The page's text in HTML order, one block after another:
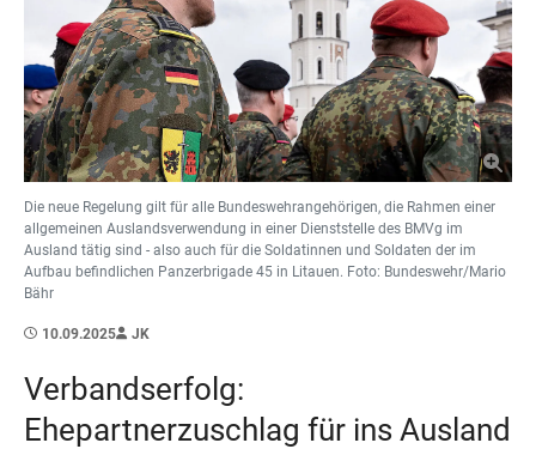
Die neue Regelung gilt für alle Bundeswehrangehörigen, die Rahmen einer
allgemeinen Auslandsverwendung in einer Dienststelle des BMVg im
Ausland tätig sind - also auch für die Soldatinnen und Soldaten der im
Aufbau befindlichen Panzerbrigade 45 in Litauen. Foto: Bundeswehr/Mario
Bähr
10.09.2025 JK
Verbandserfolg:
Ehepartnerzuschlag für ins Ausland